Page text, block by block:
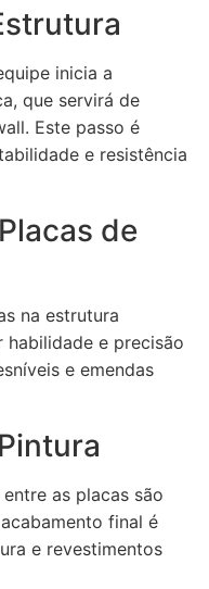
inicia a
que servirá de
Este passo é
e resistência
de
na estrutura
habilidade e precisão
e emendas
as placas são
final é
e revestimentos